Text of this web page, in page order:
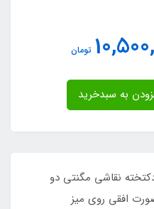
تومان
نقاشی مگنتی دو
افقی روی میز